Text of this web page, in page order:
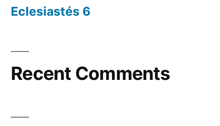
Eclesiastés 6
Recent Comments